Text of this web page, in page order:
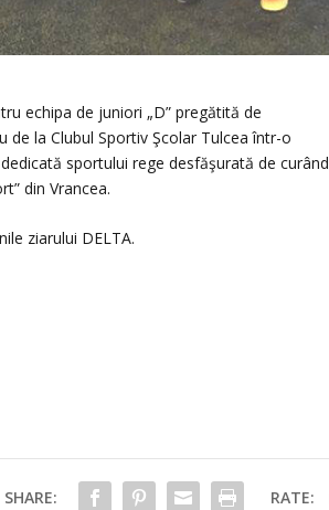
echipa de juniori „D” pregătită de
de la Clubul Sportiv Şcolar Tulcea într-o
sportului rege desfăşurată de curând
din Vrancea.
ziarului DELTA.
SHARE: RATE: